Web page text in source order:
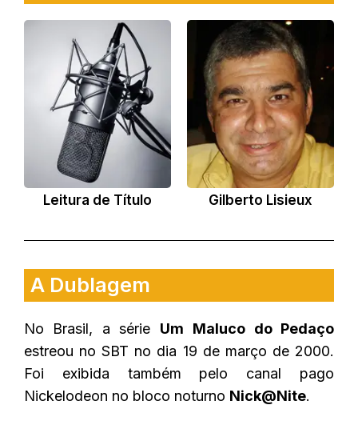
Leitura de Título Gilberto Lisieux
A Dublagem
No Brasil, a série Um
Maluco do Pedaço
estreou no SBT no dia 19 de março de 2000.
Foi exibida também pelo canal pago
Nickelodeon no bloco noturno Nick@Nite.